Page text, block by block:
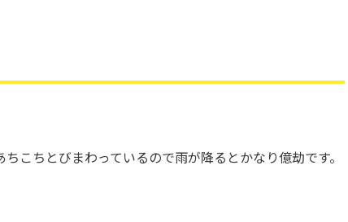
こちとびまわっているので雨が降るとかなり億劫です。